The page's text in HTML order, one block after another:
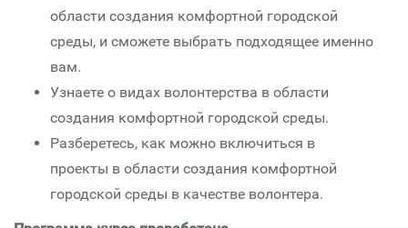
области создания комфортной городской
среды, и сможете выбрать подходящее именно
вам.
Узнаете о видах волонтерства в области
создания комфортной городской среды.
Разберетесь, как можно включиться в
проекты в области создания комфортной
городской среды в качестве волонтера.